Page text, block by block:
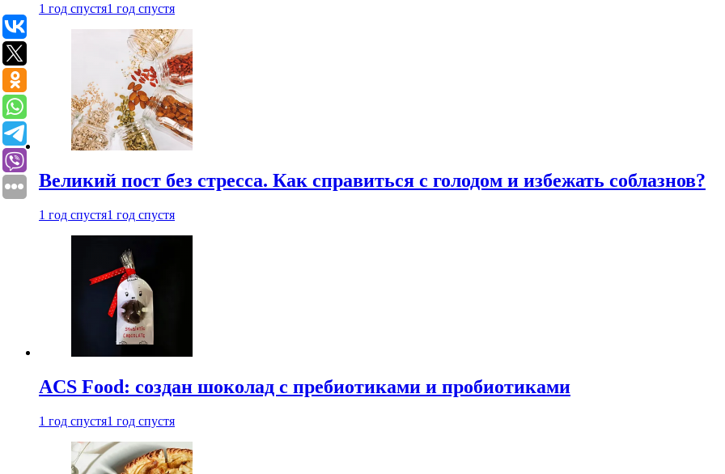
1 год спустя1 год спустя
Великий пост без стресса. Как справиться с голодом и избежать соблазнов?
1 год спустя1 год спустя
ACS Food: создан шоколад с пребиотиками и пробиотиками
1 год спустя1 год спустя